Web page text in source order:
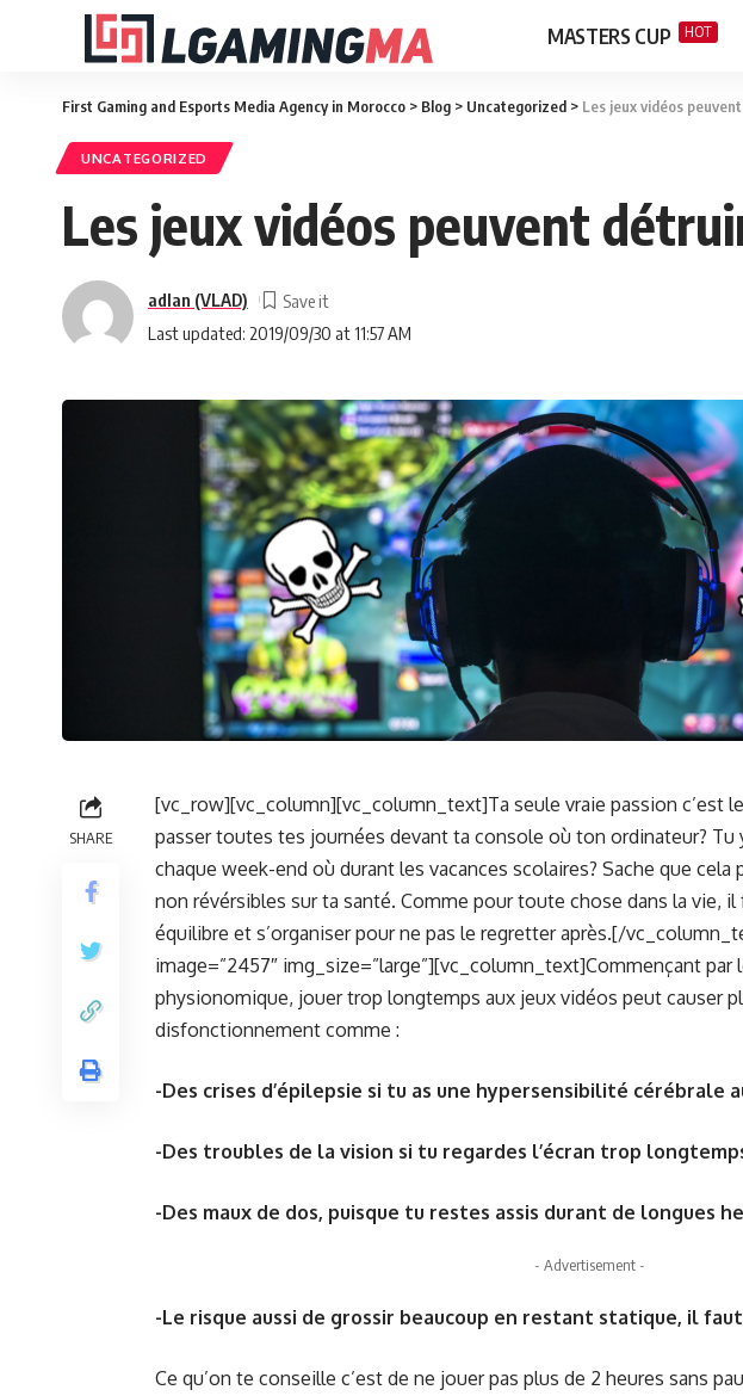
MASTERS CUP HOT
First Gaming and Esports Media Agency in Morocco > Blog > Uncategorized > Les jeux vidéos
UNCATEGORIZED
Les jeux vidéos peuvent
Last updated: 2019/09/30 at 11:57 AM
adlan (VLAD)
SHARE
[vc_row][vc_column][vc_column_text]Ta seule vraie passion c’est
passer toutes tes journées devant ta console où ton ordinateur? Tu
chaque week-end où durant les vacances scolaires? Sache que
non révérsibles sur ta santé. Comme pour toute chose dans la vie,
équilibre et s’organiser pour ne pas le regretter après.[/
image=”2457″ img_size=”large”][vc_column_text]Commençant par
physionomique, jouer trop longtemps aux jeux vidéos peut causer
disfonctionnement comme :
-Des crises d’épilepsie si tu as une hypersensibilité cérébrale
-Des troubles de la vision si tu regardes l’écran trop
-Des maux de dos, puisque tu restes assis durant de longues
- Advertisement -
-Le risque aussi de grossir beaucoup en restant statique, il
Ce qu’on te conseille c’est de ne jouer pas plus de 2 heures sans